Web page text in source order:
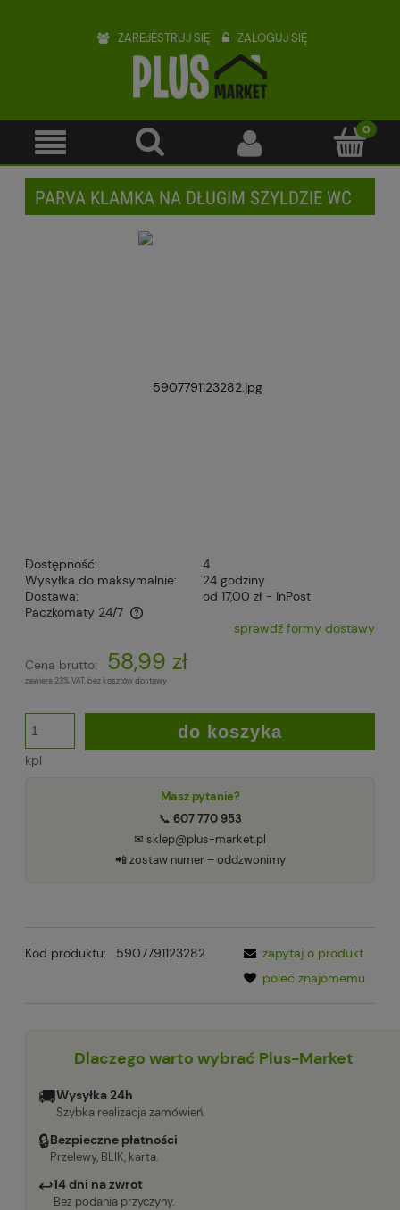
ZAREJESTRUJ SIĘ ZALOGUJ SIĘ
PARVA KLAMKA NA DŁUGIM SZYLDZIE WC
Dostępność:
4
Wysyłka do maksymalnie:
24 godziny
Dostawa:
od 17,00 zł - InPost
Paczkomaty 24/7
Cena nie zawiera ewentualnych kosztów płatnościsprawdź formy dostawy
Cena brutto: 58,99 zł
zawiera 23% VAT, bez kosztów dostawy
kpl
do koszyka
Masz pytanie?
📞 607 770 953
✉ sklep@plus-market.pl
📲 zostaw numer – oddzwonimy
Kod produktu: 5907791123282
zapytaj o produkt
poleć znajomemu
Dlaczego warto wybrać Plus-Market
🚚Wysyłka 24h
Szybka realizacja zamówień.
🔒Bezpieczne płatności
Przelewy, BLIK, karta.
↩14 dni na zwrot
Bez podania przyczyny.